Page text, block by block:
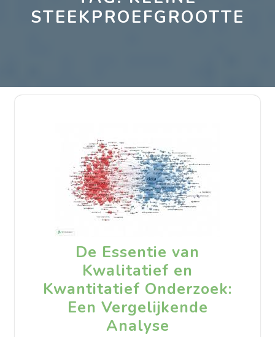
STEEKPROEFGROOTTE
De Essentie van
Kwalitatief en
Kwantitatief Onderzoek:
Een Vergelijkende
Analyse